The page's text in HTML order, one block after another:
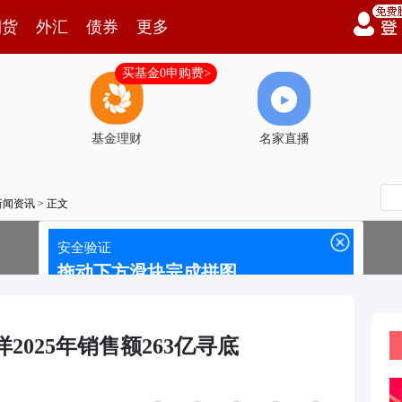
外汇 债券 更多
基金理财
买基金0申购费>
名家直播
闻资讯 > 正文
年销售额263亿寻底